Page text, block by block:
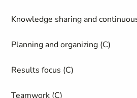
Knowledge sharing and
Planning and organizing (C)
Results focus (C)
Teamwork (C)